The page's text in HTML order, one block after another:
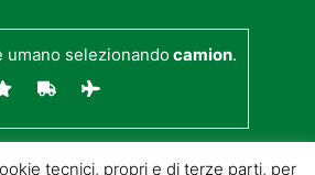
umano selezionandocamion.
tecnici, propri e di terze parti, per